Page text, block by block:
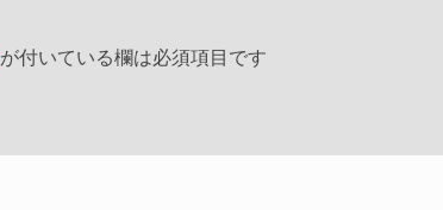
が付いている欄は必須項目です